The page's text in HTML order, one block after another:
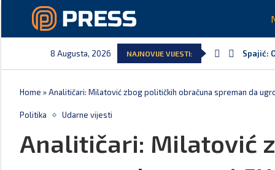
8 Augusta, 2026 NAJNOVIJE VIJESTI:
Spajić:
Serbian
Danski
Kljajić
Home »Analitičari: Milatović zbog političkih obračuna spreman da
Politika Udarne vijesti
Analitičari: Milatović